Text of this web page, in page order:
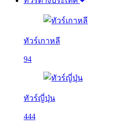
ทัวร์เกาหลี
94
ทัวร์ญี่ปุ่น
444